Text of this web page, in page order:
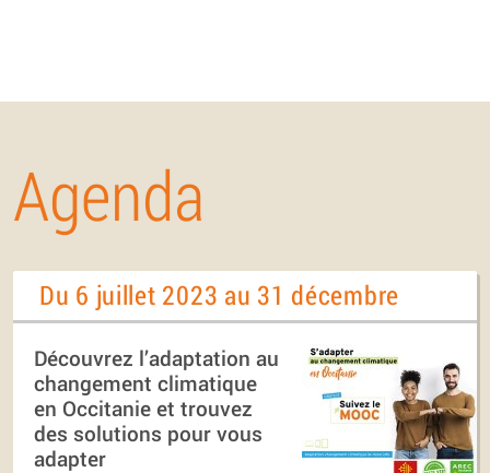
Agenda
Du 6 juillet 2023 au 31 décembre
Découvrez l’adaptation au
changement climatique
en Occitanie et trouvez
des solutions pour vous
adapter